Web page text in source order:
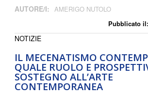
Pubblicato il:
AUTORE/I: AMERIGO NUTOLO
IL MECENATISMO
QUALE RUOLO E
SOSTEGNO ALL’ARTE
CONTEMPORANEA
NOTIZIE